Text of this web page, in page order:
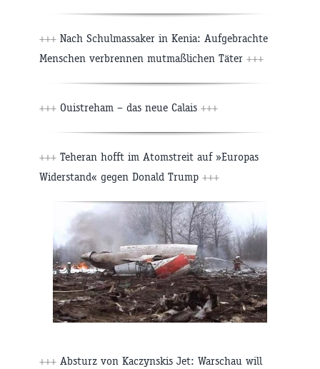
+++ Nach Schulmassaker in Kenia: Aufgebrachte
Menschen verbrennen mutmaßlichen Täter +++
+++ Ouistreham – das neue Calais +++
+++ Teheran hofft im Atomstreit auf »Europas
Widerstand« gegen Donald Trump +++
+++ Absturz von Kaczynskis Jet: Warschau will